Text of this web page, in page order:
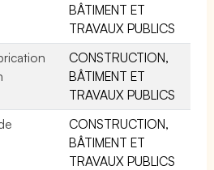
BÂTIMENT ET
TRAVAUX PUBLICS
CONSTRUCTION,
BÂTIMENT ET
TRAVAUX PUBLICS
CONSTRUCTION,
BÂTIMENT ET
TRAVAUX PUBLICS